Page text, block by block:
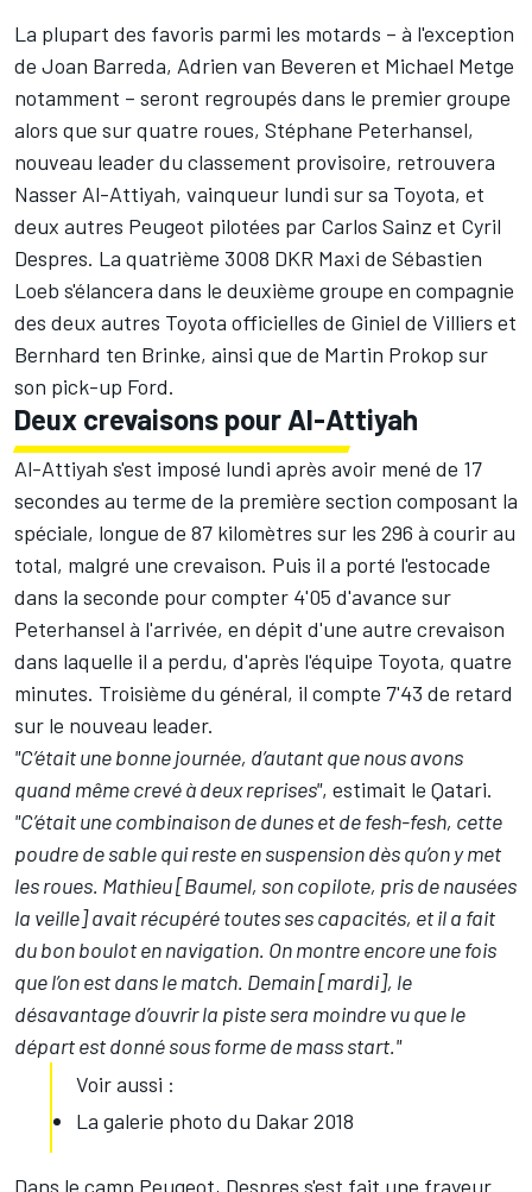
La plupart des favoris parmi les motards – à l'exception
de Joan Barreda, Adrien van Beveren et Michael Metge
notamment – seront regroupés dans le premier groupe
alors que sur quatre roues, Stéphane Peterhansel,
nouveau leader du classement provisoire, retrouvera
Nasser Al-Attiyah, vainqueur lundi sur sa Toyota, et
deux autres Peugeot pilotées par Carlos Sainz et Cyril
Despres. La quatrième 3008 DKR Maxi de Sébastien
Loeb s'élancera dans le deuxième groupe en compagnie
des deux autres Toyota officielles de Giniel de Villiers et
Bernhard ten Brinke, ainsi que de Martin Prokop sur
son pick-up Ford.
Deux crevaisons pour Al-Attiyah
Al-Attiyah s'est imposé lundi après avoir mené de 17
secondes au terme de la première section composant la
spéciale, longue de 87 kilomètres sur les 296 à courir au
total, malgré une crevaison. Puis il a porté l'estocade
dans la seconde pour compter 4'05 d'avance sur
Peterhansel à l'arrivée, en dépit d'une autre crevaison
dans laquelle il a perdu, d'après l'équipe Toyota, quatre
minutes. Troisième du général, il compte 7'43 de retard
sur le nouveau leader.
"C’était une bonne journée, d’autant que nous avons
quand même crevé à deux reprises", estimait le Qatari.
"C’était une combinaison de dunes et de fesh-fesh, cette
poudre de sable qui reste en suspension dès qu’on y met
les roues. Mathieu [Baumel, son copilote, pris de nausées
la veille] avait récupéré toutes ses capacités, et il a fait
du bon boulot en navigation. On montre encore une fois
que l’on est dans le match. Demain [mardi], le
désavantage d’ouvrir la piste sera moindre vu que le
départ est donné sous forme de mass start."
Voir aussi :
La galerie photo du Dakar 2018
Dans le camp Peugeot, Despres s'est fait une frayeur